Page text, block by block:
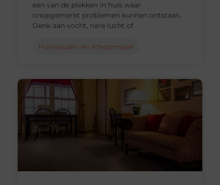
een van de plekken in huis waar
onopgemerkt problemen kunnen ontstaan..
Denk aan vocht, nare lucht of
Huishouden en schoonmaak